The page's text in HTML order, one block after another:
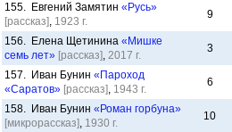
155. Евгений Замятин «Русь»
[рассказ], 1923 г.
9
156. Елена Щетинина «Мишке
семь лет» [рассказ], 2017 г.
3
157. Иван Бунин «Пароход
«Саратов» [рассказ], 1943 г.
6
158. Иван Бунин «Роман горбуна»
[микрорассказ], 1930 г.
10